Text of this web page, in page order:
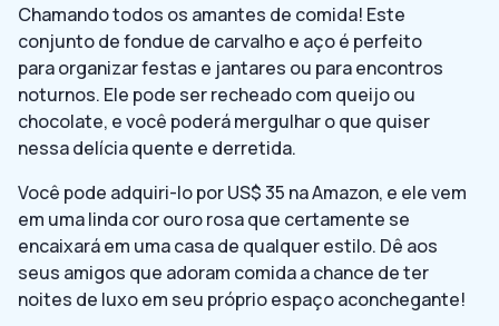
Chamando todos os amantes de comida! Este
conjunto de fondue de carvalho e aço é perfeito
para organizar festas e jantares ou para encontros
noturnos. Ele pode ser recheado com queijo ou
chocolate, e você poderá mergulhar o que quiser
nessa delícia quente e derretida.
Você pode adquiri-lo por US$ 35 na Amazon, e ele vem
em uma linda cor ouro rosa que certamente se
encaixará em uma casa de qualquer estilo. Dê aos
seus amigos que adoram comida a chance de ter
noites de luxo em seu próprio espaço aconchegante!